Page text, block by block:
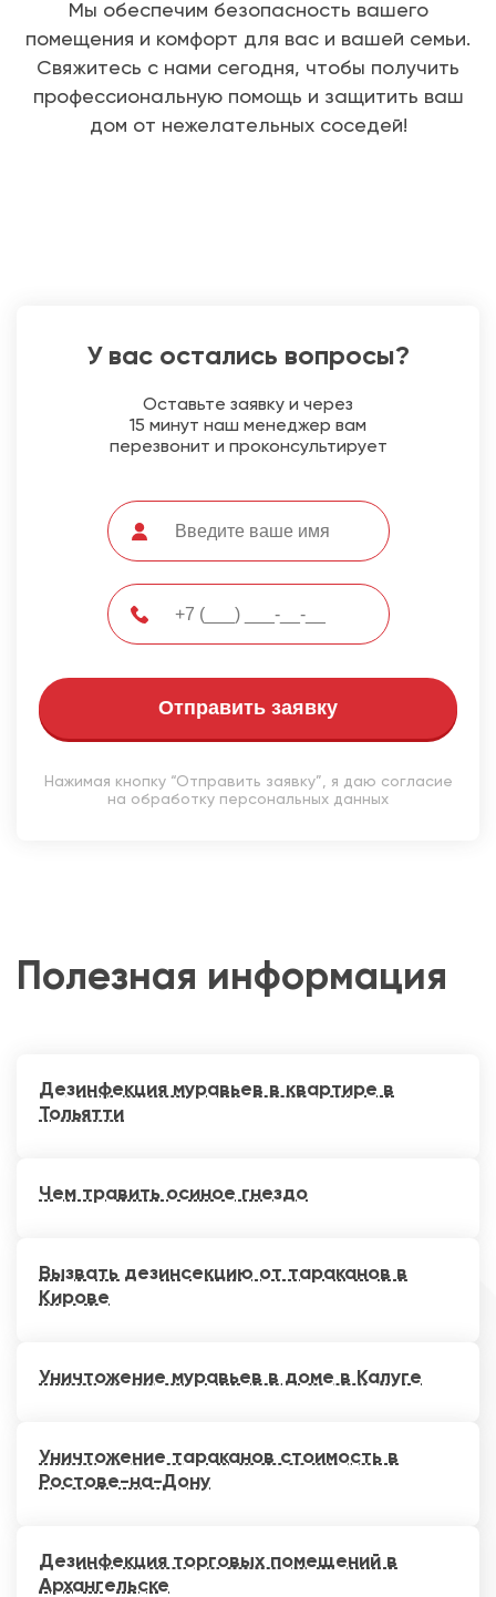
Мы обеспечим безопасность вашего
помещения и комфорт для вас и вашей семьи.
Свяжитесь с нами сегодня, чтобы получить
профессиональную помощь и защитить ваш
дом от нежелательных соседей!
У вас остались вопросы?
Оставьте заявку и через
15 минут наш менеджер вам
перезвонит и проконсультирует
Отправить заявку
Нажимая кнопку “Отправить заявку”, я даю согласие
на обработку персональных данных
Полезная информация
Дезинфекция муравьев в квартире в
Тольятти
Чем травить осиное гнездо
Вызвать дезинсекцию от тараканов в
Кирове
Уничтожение муравьев в доме в Калуге
Уничтожение тараканов стоимость в
Ростове-на-Дону
Дезинфекция торговых помещений в
Архангельске